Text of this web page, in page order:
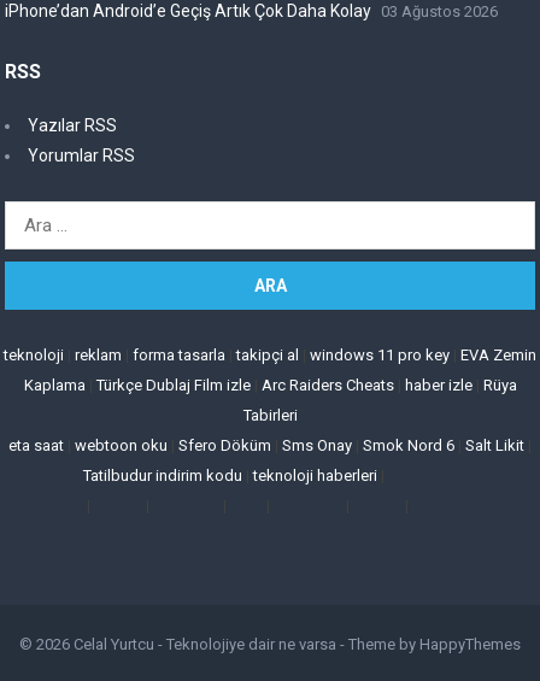
iPhone’dan Android’e Geçiş Artık Çok Daha Kolay 03 Ağustos 2026
RSS
Yazılar RSS
Yorumlar RSS
Arama:
teknoloji reklam forma tasarla |takipçi al windows 11 pro key EVA Zemin
Kaplama |Türkçe Dublaj Film izle| Arc Raiders Cheats| haber izle| Rüya
Tabirleri
eta saat webtoon oku Sfero Döküm Sms Onay Smok Nord 6 Salt Likit
Tatilbudur indirim kodu |teknoloji haberleri|
© 2026 Celal Yurtcu - Teknolojiye dair ne varsa - Theme by HappyThemes